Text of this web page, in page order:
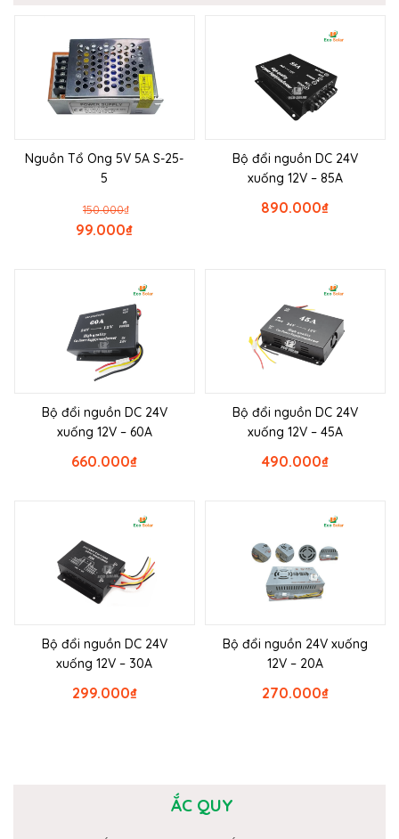
Nguồn Tổ Ong 5V 5A S-25-
5
₫
150.000
₫
99.000
Bộ đổi nguồn DC 24V
xuống 12V – 85A
₫
890.000
Bộ đổi nguồn DC 24V
xuống 12V – 60A
₫
660.000
Bộ đổi nguồn DC 24V
xuống 12V – 45A
₫
490.000
Bộ đổi nguồn DC 24V
xuống 12V – 30A
₫
299.000
Bộ đổi nguồn 24V xuống
12V – 20A
₫
270.000
ẮC QUY